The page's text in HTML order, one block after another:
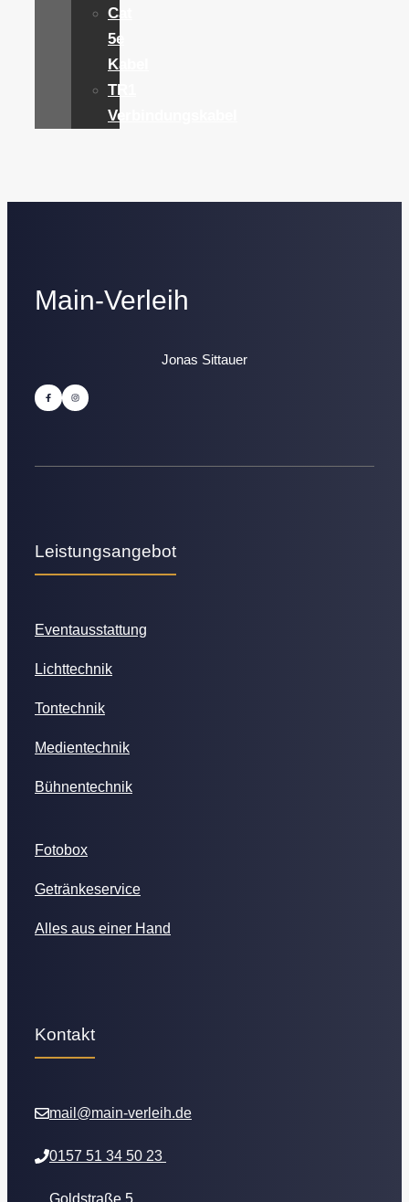
Cat
5e
Kabel
TR1
Verbindungskabel
Main-Verleih
Jonas Sittauer
Leistungsangebot
Eventausstattung
Lichttechnik
Tontechnik
Medientechnik
Bühnentechnik
Fotobox
Getränkeservice
Alles aus einer Hand
Kontakt
mail@main-verleih.de
0157 51 34 50 23